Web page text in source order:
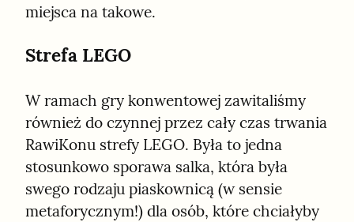
miejsca na takowe.
Strefa LEGO
W ramach gry konwentowej zawitaliśmy
również do czynnej przez cały czas trwania
RawiKonu strefy LEGO. Była to jedna
stosunkowo sporawa salka, która była
swego rodzaju piaskownicą (w sensie
metaforycznym!) dla osób, które chciałyby